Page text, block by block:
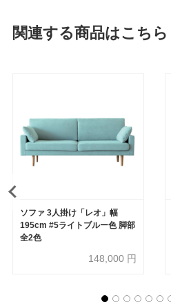
関連する商品はこちら
ソファ 3人掛け「レオ」幅
195cm #5ライトブルー色 脚部
全2色
148,000 円